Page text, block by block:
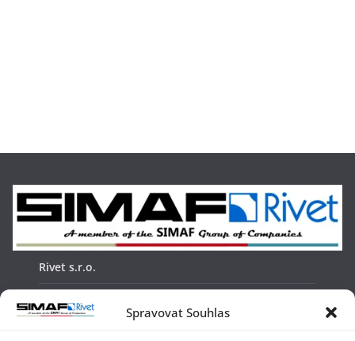
Spravovat Souhlas
Rivet s.r.o.
Žabinská 18